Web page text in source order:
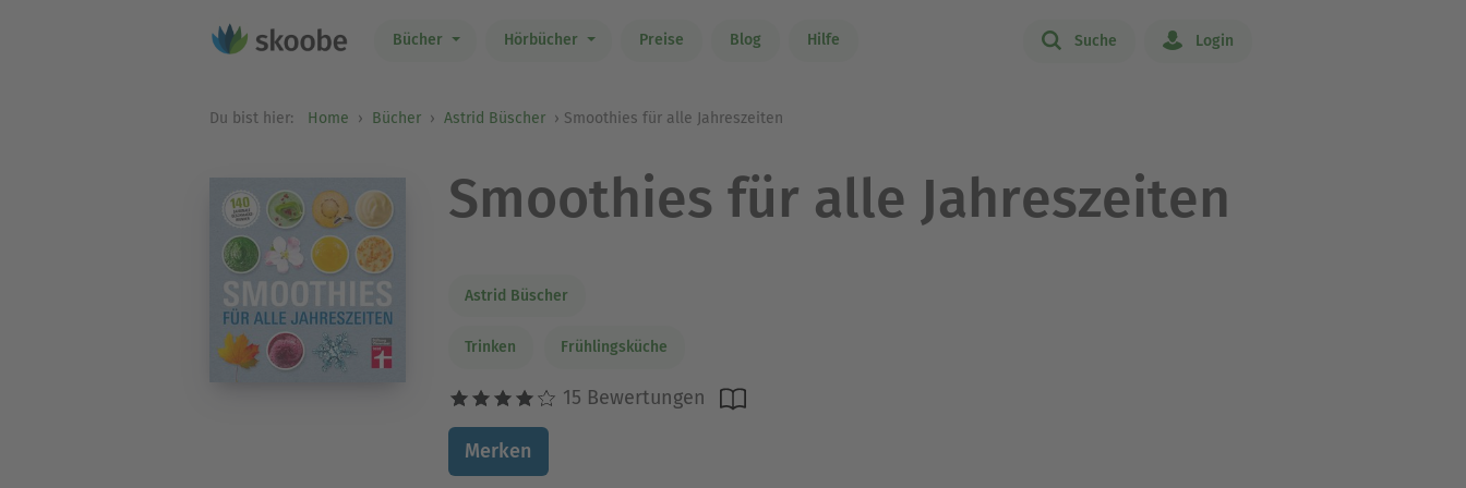
Bücher Hörbücher Preise Blog Hilfe Suche Login
Du bist hier: Home Bücher Astrid Büscher Smoothies für alle Jahreszeiten
Smoothies für alle Jahreszeiten
Astrid Büscher
Trinken Frühlingsküche
15 Bewertungen
Merken